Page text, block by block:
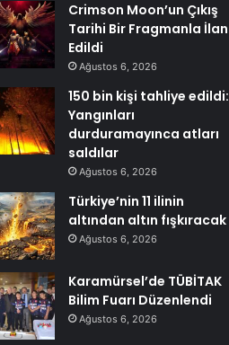
Crimson Moon’un Çıkış
Tarihi Bir Fragmanla İlan
Edildi
Ağustos 6, 2026
150 bin kişi tahliye edildi:
Yangınları
durduramayınca atları
saldılar
Ağustos 6, 2026
Türkiye’nin 11 ilinin
altından altın fışkıracak
Ağustos 6, 2026
Karamürsel’de TÜBİTAK
Bilim Fuarı Düzenlendi
Ağustos 6, 2026